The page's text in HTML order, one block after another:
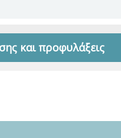
και προφυλάξεις